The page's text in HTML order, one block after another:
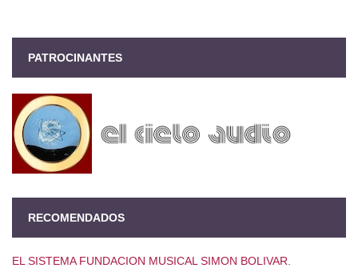
PATROCINANTES
RECOMENDADOS
EL SISTEMA FUNDACION MUSICAL SIMON BOLIVAR.